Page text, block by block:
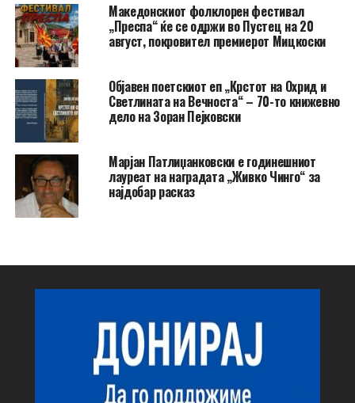
Македонскиот фолклорен фестивал
„Преспа“ ќе се одржи во Пустец на 20
август, покровител премиерот Мицкоски
Објавен поетскиот еп „Крстот на Охрид и
Светлината на Вечноста“ – 70-то книжевно
дело на Зоран Пејковски
Марјан Патлиџанковски е годинешниот
лауреат на наградата „Живко Чинго“ за
најдобар расказ